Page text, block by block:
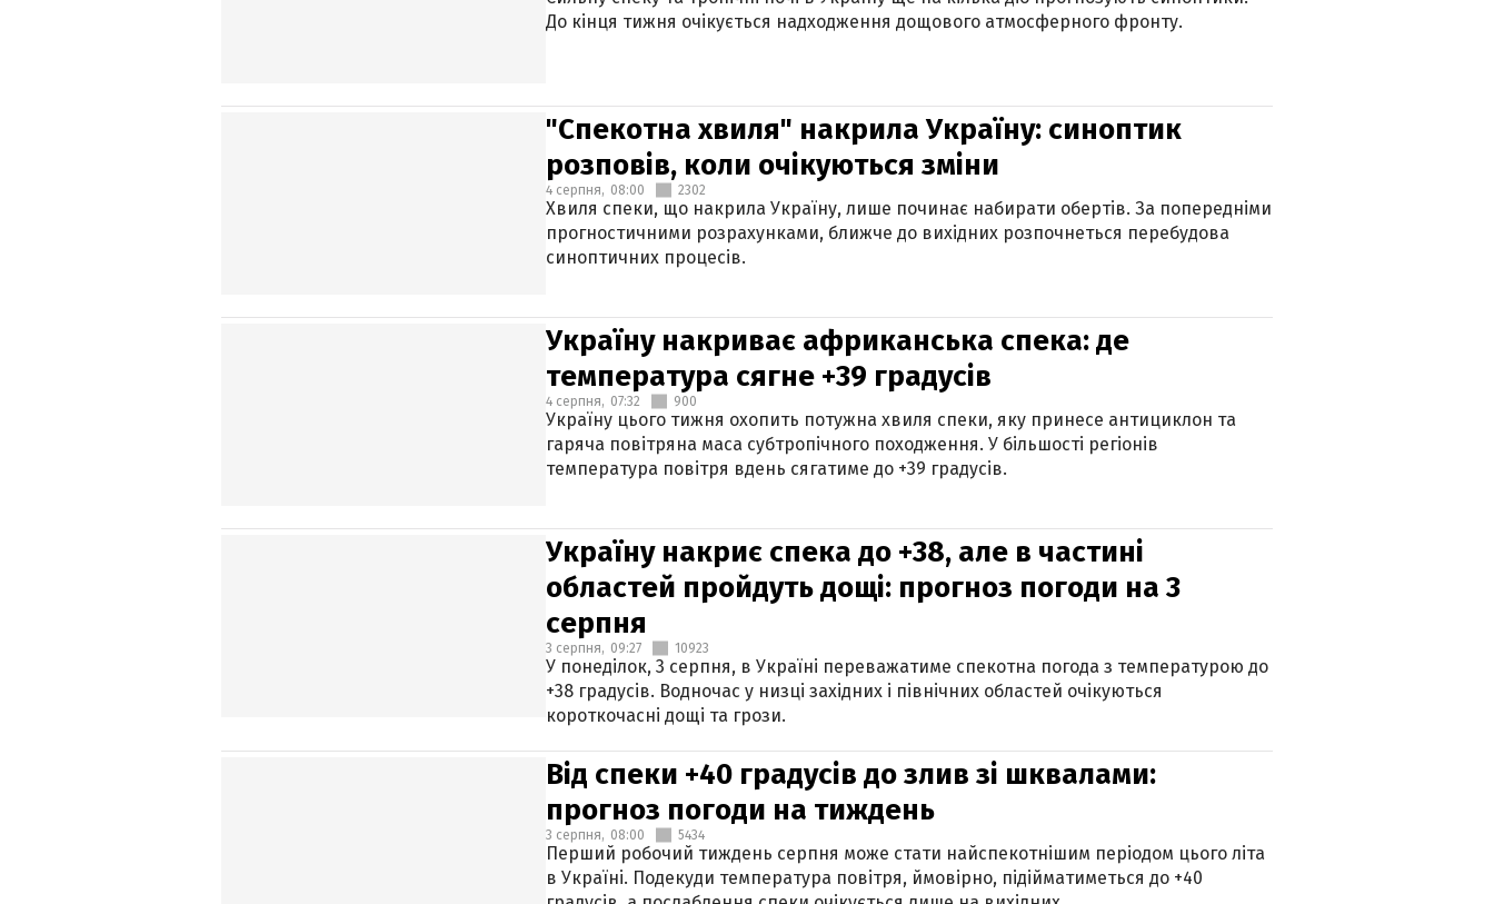
До кінця тижня очікується надходження дощового атмосферного фронту.
"Спекотна хвиля" накрила Україну: синоптик
розповів, коли очікуються зміни
4 серпня, 08:00 2302
Хвиля спеки, що накрила Україну, лише починає набирати обертів. За попередніми
прогностичними розрахунками, ближче до вихідних розпочнеться перебудова
синоптичних процесів.
Україну накриває африканська спека: де
температура сягне +39 градусів
4 серпня, 07:32 900
Україну цього тижня охопить потужна хвиля спеки, яку принесе антициклон та
гаряча повітряна маса субтропічного походження. У більшості регіонів
температура повітря вдень сягатиме до +39 градусів.
Україну накриє спека до +38, але в частині
областей пройдуть дощі: прогноз погоди на 3
серпня
3 серпня, 09:27 10923
У понеділок, 3 серпня, в Україні переважатиме спекотна погода з температурою до
+38 градусів. Водночас у низці західних і північних областей очікуються
короткочасні дощі та грози.
Від спеки +40 градусів до злив зі шквалами:
прогноз погоди на тиждень
3 серпня, 08:00 5434
Перший робочий тиждень серпня може стати найспекотнішим періодом цього літа
в Україні. Подекуди температура повітря, ймовірно, підійматиметься до +40